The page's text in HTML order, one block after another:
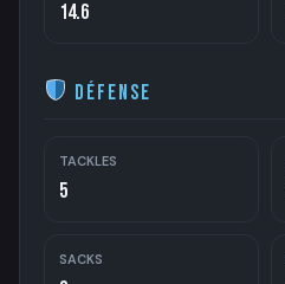
14.6
Défense
TACKLES
5
SACKS